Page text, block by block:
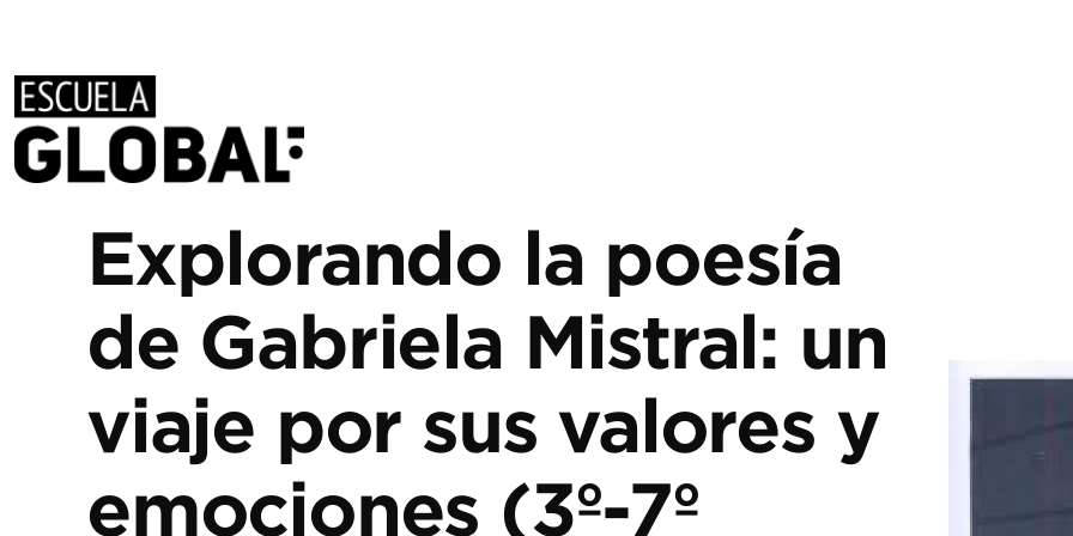
Explorando la poesía
de Gabriela Mistral: un
viaje por sus valores y
emociones (3º-7º